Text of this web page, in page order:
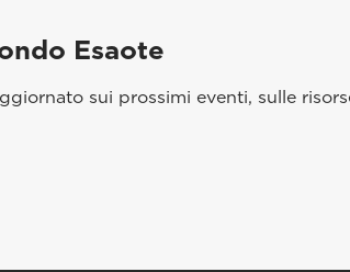
Esaote
sui prossimi eventi, sulle